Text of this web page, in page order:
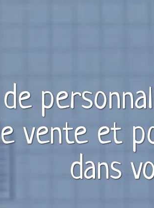
vente et
dans